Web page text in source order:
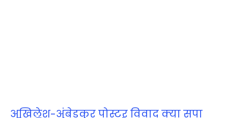
अखिलेश-अंबेडकर पोस्टर विवाद क्या सपा